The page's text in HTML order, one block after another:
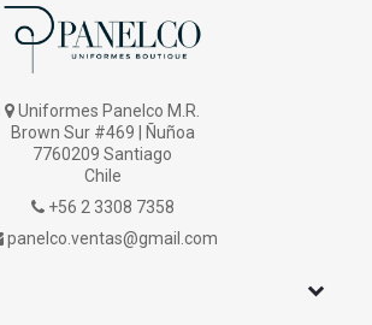
Uniformes Panelco M.R.
Brown Sur #469 | Ñuñoa
7760209 Santiago
Chile
+56 2 3308 7358
panelco.ventas@gmail.com